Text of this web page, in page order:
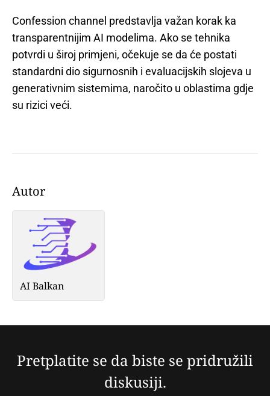
Confession channel predstavlja važan korak ka
transparentnijim AI modelima. Ako se tehnika
potvrdi u široj primjeni, očekuje se da će postati
standardni dio sigurnosnih i evaluacijskih slojeva u
generativnim sistemima, naročito u oblastima gdje
su rizici veći.
Autor
AI Balkan
Pretplatite se da biste se pridružili
diskusiji.